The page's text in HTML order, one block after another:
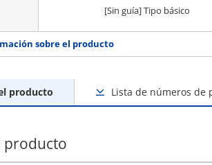
[Sin guía] Tipo básico
sobre el producto
producto Lista de números de
producto